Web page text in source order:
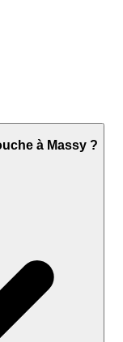
à Massy ?